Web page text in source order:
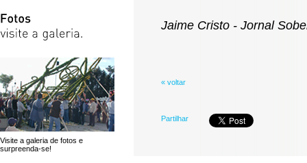
Visite a galeria de fotos e
surpreenda-se!
Jaime Cristo - Jornal
« voltar
Partilhar